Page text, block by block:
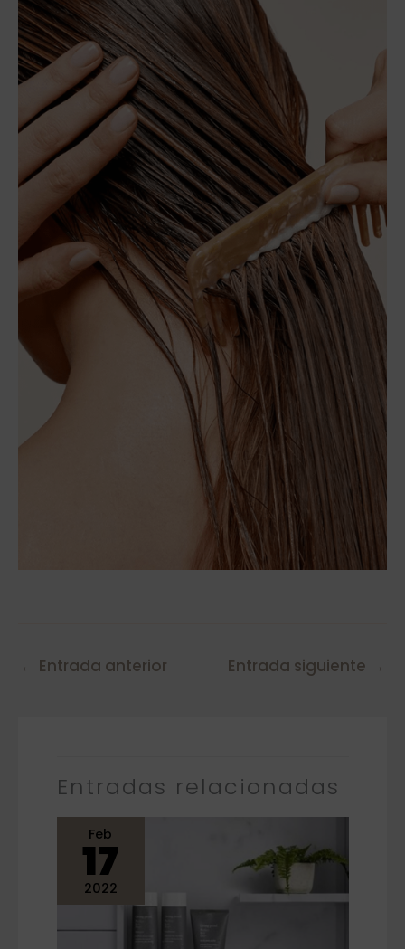
← Entrada anterior Entrada siguiente →
Entradas relacionadas
Feb
17
2022